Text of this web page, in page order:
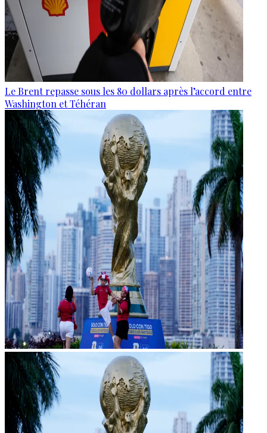
Le Brent repasse sous les 80 dollars après l’accord entre
Washington et Téhéran